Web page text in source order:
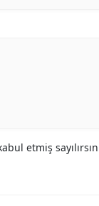
etmiş